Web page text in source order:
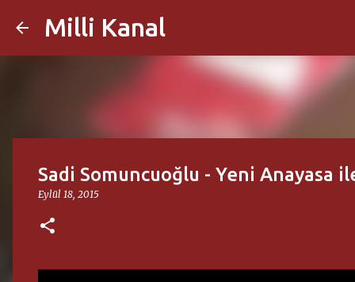
Milli Kanal
Sadi Somuncuoğlu - Yeni Anayasa
Eylül 18, 2015